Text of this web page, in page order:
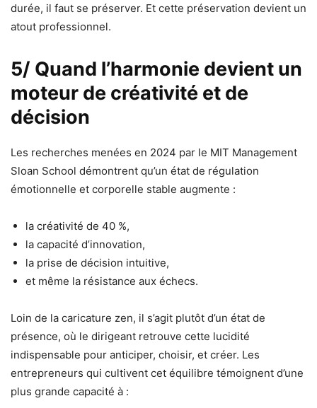
durée, il faut se préserver. Et cette préservation devient un
atout professionnel.
5/ Quand l’harmonie devient un
moteur de créativité et de
décision
Les recherches menées en 2024 par le MIT Management
Sloan School démontrent qu’un état de régulation
émotionnelle et corporelle stable augmente :
la créativité de 40 %,
la capacité d’innovation,
la prise de décision intuitive,
et même la résistance aux échecs.
Loin de la caricature zen, il s’agit plutôt d’un état de
présence, où le dirigeant retrouve cette lucidité
indispensable pour anticiper, choisir, et créer. Les
entrepreneurs qui cultivent cet équilibre témoignent d’une
plus grande capacité à :